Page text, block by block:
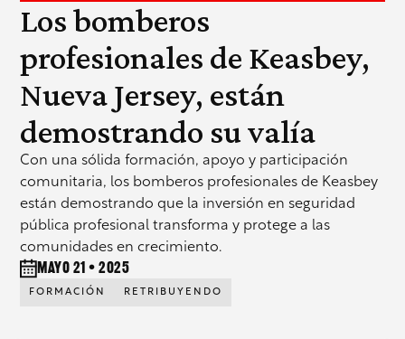
Los bomberos
profesionales de Keasbey,
Nueva Jersey, están
demostrando su valía
Con una sólida formación, apoyo y participación
comunitaria, los bomberos profesionales de Keasbey
están demostrando que la inversión en seguridad
pública profesional transforma y protege a las
comunidades en crecimiento.
mayo 21 • 2025
FORMACIÓN RETRIBUYENDO